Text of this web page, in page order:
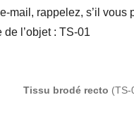
mail, rappelez, s’il vous
de l’objet : TS-01
Tissu brodé recto (TS-